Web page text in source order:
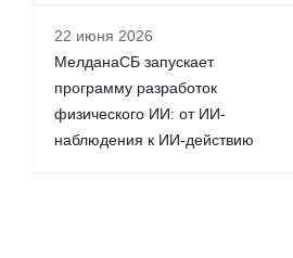
22 июня 2026
МелданаСБ запускает
программу разработок
физического ИИ: от ИИ-
наблюдения к ИИ-действию